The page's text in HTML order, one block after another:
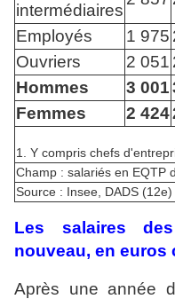
1. Y compris chefs
Champ : salariés en EQTP
Source : Insee, DADS
intermédiaires
Employés
1 975
Ouvriers
2 051
Hommes
3 001
Femmes
2 424
Les salaires
nouveau, en euros
Après une année